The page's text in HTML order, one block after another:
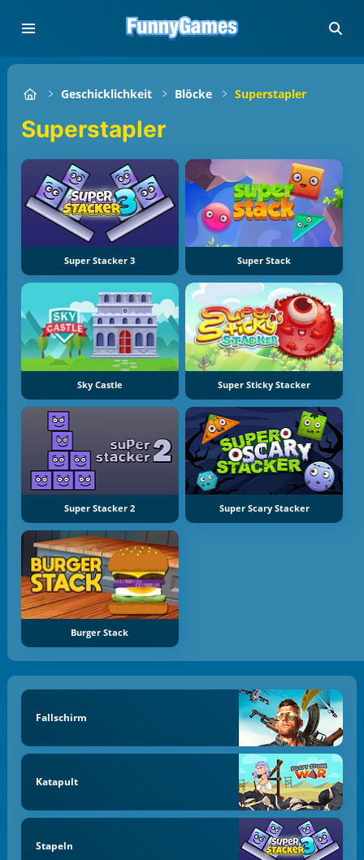
Geschicklichkeit Blöcke Superstapler
Superstapler
Super Stacker 3 Super Stack
Sky Castle Super Sticky Stacker
Super Stacker 2 Super Scary Stacker
Burger Stack
Fallschirm
Katapult
Stapeln